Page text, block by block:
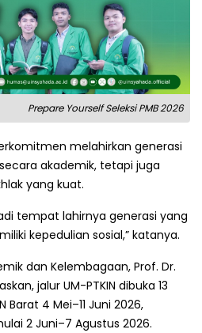
Prepare Yourself Seleksi PMB 2026
melahirkan generasi
akademik, tetapi juga
yang kuat.
tempat lahirnya generasi yang
kepedulian sosial,” katanya.
dan Kelembagaan, Prof. Dr.
jalur UM-PTKIN dibuka 13
Barat 4 Mei–11 Juni 2026,
2 Juni–7 Agustus 2026.